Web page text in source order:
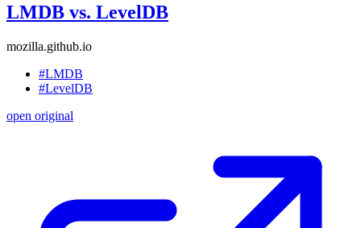
LMDB vs. LevelDB
mozilla.github.io
#LMDB
#LevelDB
open original